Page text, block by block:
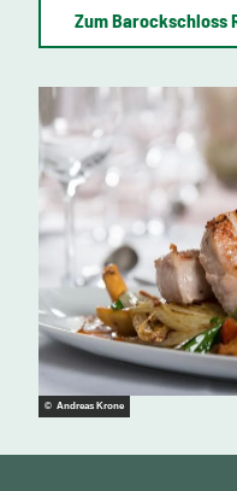
Zum Barockschloss
© Andreas Krone